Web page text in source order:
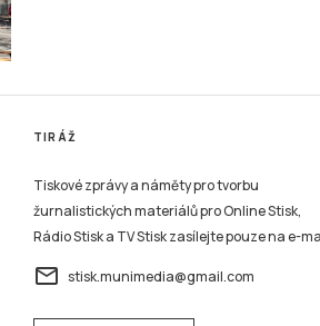
TIRÁŽ
Tiskové zprávy a náměty pro tvorbu
žurnalistických materiálů pro Online Stisk,
Rádio Stisk a TV Stisk zasílejte pouze na e-
email stisk.munimedia@gmail.com